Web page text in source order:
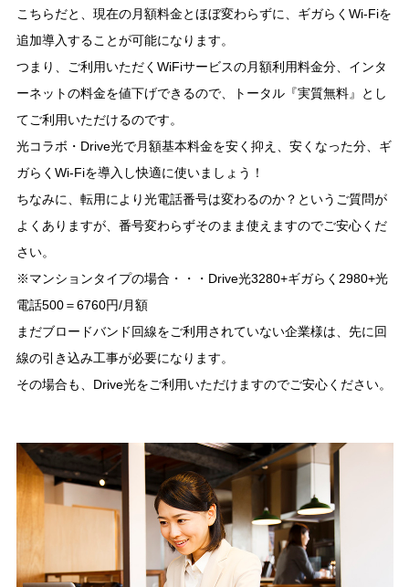
こちらだと、現在の月額料金とほぼ変わらずに、ギガらくWi-Fiを
追加導入することが可能になります。
つまり、ご利用いただくWiFiサービスの月額利用料金分、インタ
ーネットの料金を値下げできるので、トータル『実質無料』とし
てご利用いただけるのです。
光コラボ・Drive光で月額基本料金を安く抑え、安くなった分、ギ
ガらくWi-Fiを導入し快適に使いましょう！
ちなみに、転用により光電話番号は変わるのか？というご質問が
よくありますが、番号変わらずそのまま使えますのでご安心くだ
さい。
※マンションタイプの場合・・・Drive光3280+ギガらく2980+光
電話500＝6760円/月額
まだブロードバンド回線をご利用されていない企業様は、先に回
線の引き込み工事が必要になります。
その場合も、Drive光をご利用いただけますのでご安心ください。